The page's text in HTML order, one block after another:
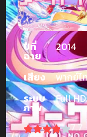
ปีที่
ฉาย
2014
เสียง
พากย์ไ
ระบบ
ภาพ
Full HD
7.7